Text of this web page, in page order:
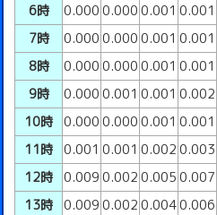
6時
0.000 0.000 0.001 0.001
7時
0.000 0.000 0.001 0.001
8時
0.000 0.000 0.001 0.001
9時
0.000 0.001 0.001 0.002
10時 0.000 0.000 0.001 0.001
11時 0.001 0.001 0.002 0.003
12時 0.009 0.002 0.005 0.007
13時 0.009 0.002 0.0040.006